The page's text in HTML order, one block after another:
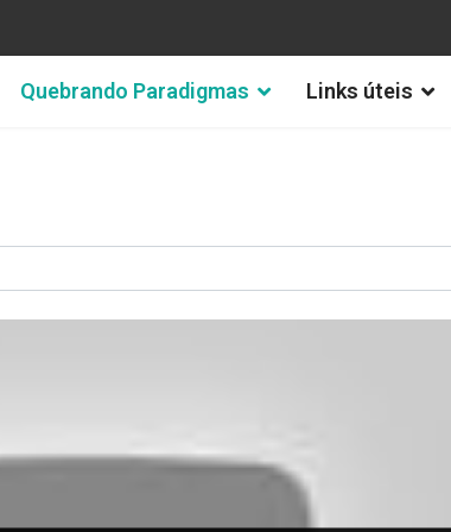
Quebrando Paradigmas Links úteis